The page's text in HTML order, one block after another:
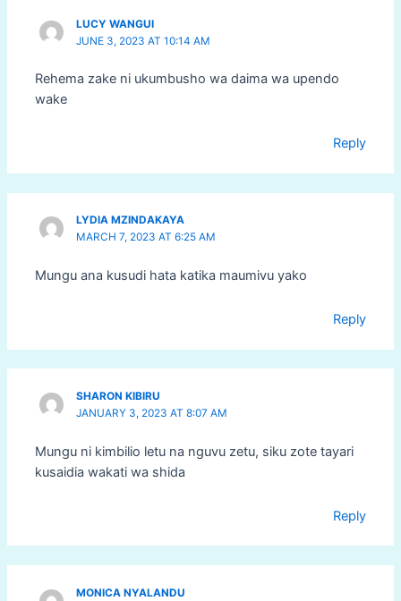
LUCY WANGUI
JUNE 3, 2023 AT 10:14 AM
Rehema zake ni ukumbusho wa daima wa upendo
wake
Reply
LYDIA MZINDAKAYA
MARCH 7, 2023 AT 6:25 AM
Mungu ana kusudi hata katika maumivu yako
Reply
SHARON KIBIRU
JANUARY 3, 2023 AT 8:07 AM
Mungu ni kimbilio letu na nguvu zetu, siku zote tayari
kusaidia wakati wa shida
Reply
MONICA NYALANDU